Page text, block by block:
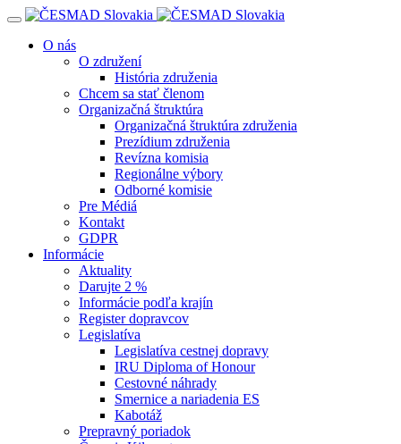
Navigácia
O nás
O združení
História združenia
Chcem sa stať členom
Organizačná štruktúra
Organizačná štruktúra združenia
Prezídium združenia
Revízna komisia
Regionálne výbory
Odborné komisie
Pre Médiá
Kontakt
GDPR
Informácie
Aktuality
Darujte 2 %
Informácie podľa krajín
Register dopravcov
Legislatíva
Legislatíva cestnej dopravy
IRU Diploma of Honour
Cestovné náhrady
Smernice a nariadenia ES
Kabotáž
Prepravný poriadok